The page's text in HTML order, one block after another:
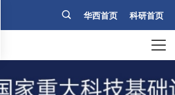
华西首页 科研首页